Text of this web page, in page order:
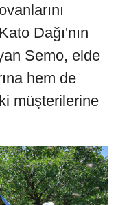
Dağı'nın
Semo, elde
hem de
müşterilerine